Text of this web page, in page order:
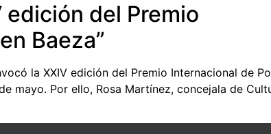
del Premio
Baeza”
la XXIV edición del Premio Internacional de
mayo. Por ello, Rosa Martínez, concejala de